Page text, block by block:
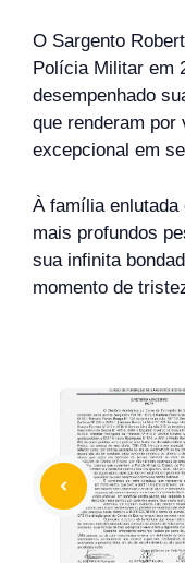
O Sargento
Polícia Militar em
desempenhado
que renderam por
excepcional em
À família
mais profundos
sua infinita
momento de